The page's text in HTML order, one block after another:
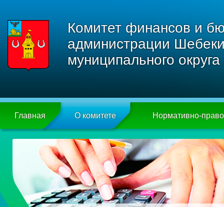
Комитет финансов и
администрации
муниципального округа
Главная О комитете Нормативно-